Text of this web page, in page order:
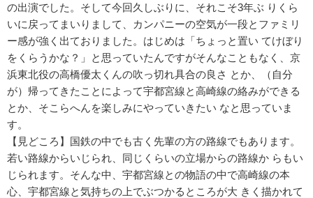
の出演でした。そして今回久しぶりに、それこそ3年ぶ りくら
いに戻ってまいりまして、カンパニーの空気が一段とファミリ
ー感が強く出ておりました。はじめは「ちょっと置い てけぼり
をくらうかな？」と思っていたんですがそんなこともなく、京
浜東北役の高橋優太くんの吹っ切れ具合の良さ とか、（自分
が）帰ってきたことによって宇都宮線と高崎線の絡みができる
とか、そこらへんを楽しみにやっていきたい なと思っていま
す。
【見どころ】国鉄の中でも古く先輩の方の路線でもあります。
若い路線からいじられ、同じくらいの立場からの路線か らもい
じられます。そんな中、宇都宮線との物語の中で高崎線の本
心、宇都宮線と気持ちの上でぶつかるところが大 きく描かれて